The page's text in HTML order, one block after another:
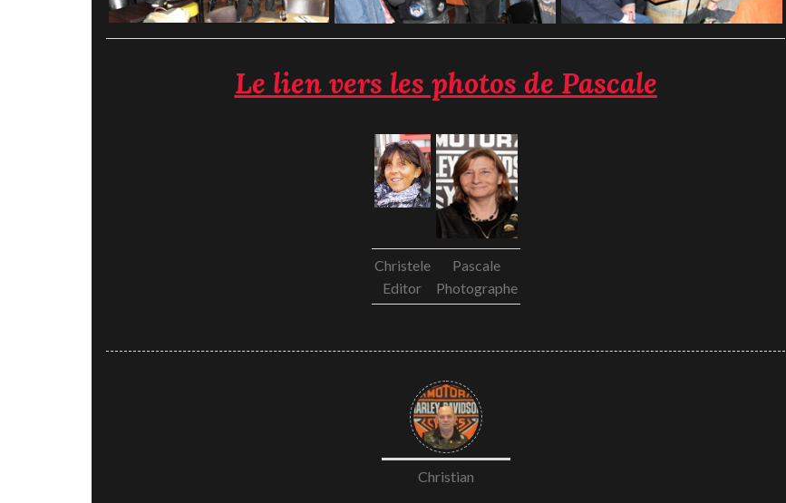
Le lien vers les photos de Pascale
Christele
Editor
Pascale
Photographe
Christian